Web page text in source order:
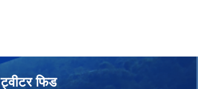
ट्वीटर फिड